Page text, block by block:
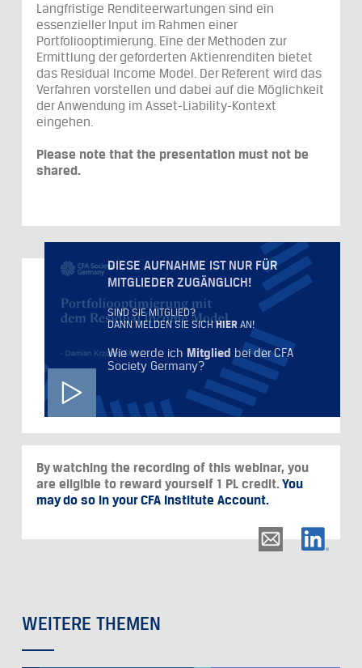
Langfristige Renditeerwartungen sind ein
essenzieller Input im Rahmen einer
Portfoliooptimierung. Eine der Methoden zur
Ermittlung der geforderten Aktienrenditen bietet
das Residual Income Model. Der Referent wird das
Verfahren vorstellen und dabei auf die Möglichkeit
der Anwendung im Asset-Liability-Kontext
eingehen.
Please note that the presentation must not be
shared.
DIESE AUFNAHME IST NUR FÜR
MITGLIEDER ZUGÄNGLICH!
SIND SIE MITGLIED?
DANN MELDEN SIE SICHHIER AN!
Wie werde ich Mitgliedbei der CFA
Society Germany?
By watching the recording of this webinar, you
are eligible to reward yourself 1 PL credit.You
may do so in your CFA Institute Account.
WEITERE THEMEN